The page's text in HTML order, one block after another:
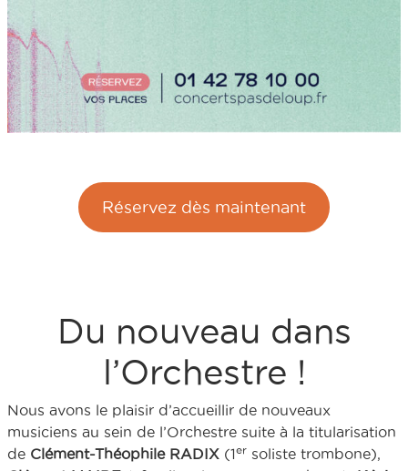
Réservez dès maintenant
Du nouveau dans
l’Orchestre !
Nous avons le plaisir d’accueillir de nouveaux
musiciens au sein de l’Orchestre suite à la titularisation
de Clément-Théophile RADIX (1er soliste trombone),